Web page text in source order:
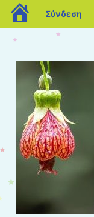
blogs.sch.gr
Σύνδεση